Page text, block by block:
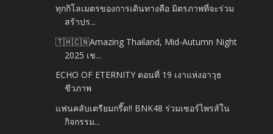
ทุกกิโลเมตรของการเดินทางคือ มิตรภาพที่จะร่วม
สร้าปร...
🇹🇭🇨🇳Amazing Thailand, Mid-Autumn Night
2025 เช...
ECHO OF ETERNITY ตอนที่ 19 เงาแห่งอาวุธ
ชีวภาพ
แฟนคลับเตรียมกรี๊ด!! BNK48 ร่วมเซอร์ไพรส์ใน
กิจกรรม...